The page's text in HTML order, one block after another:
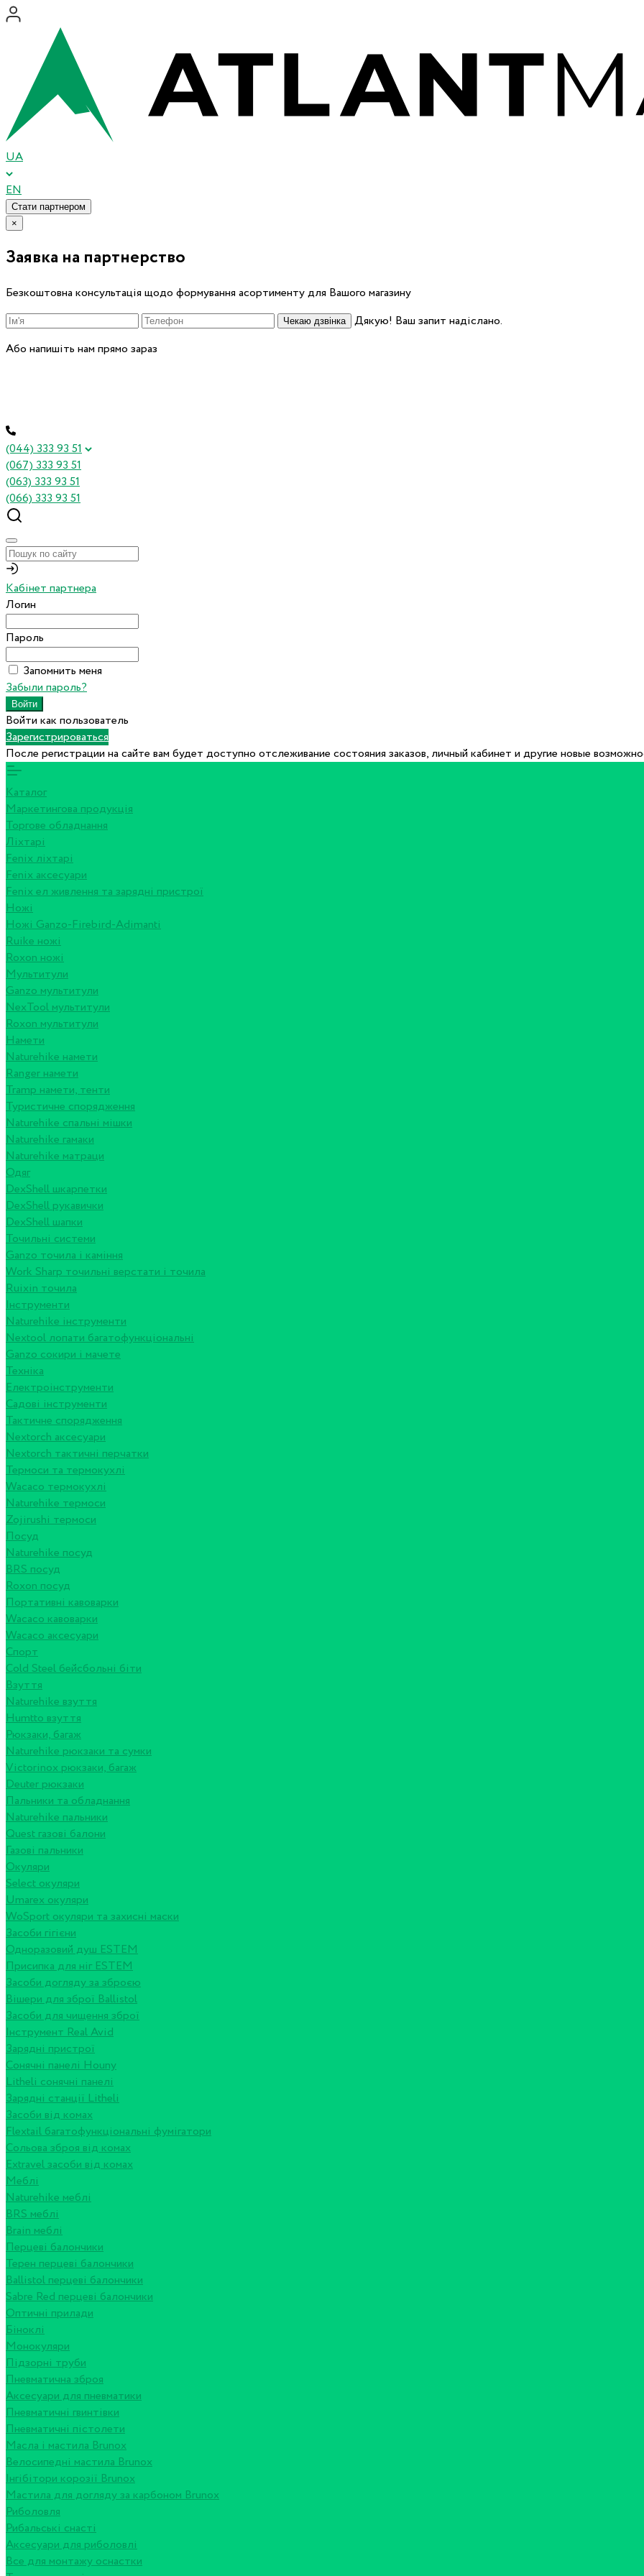
UA
EN
Стати партнером
×
Заявка на партнерство
Безкоштовна консультація щодо формування асортименту для Вашого магазину
Чекаю дзвінка
Дякую! Ваш запит надіслано.
Або напишіть нам прямо зараз
(044) 333 93 51
(067) 333 93 51
(063) 333 93 51
(066) 333 93 51
Кабінет партнера
Логин
Пароль
Запомнить меня
Забыли пароль?
Войти как пользователь
Зарегистрироваться
После регистрации на сайте вам будет доступно отслеживание состояния заказов, личный кабинет и другие новые
Каталог
Маркетингова продукція
Торгове обладнання
Ліхтарі
Fenix ліхтарі
Fenix аксесуари
Fenix ел живлення та зарядні пристрої
Ножі
Ножі Ganzo-Firebird-Adimanti
Ruike ножі
Roxon ножi
Мультитули
Ganzo мультитули
NexTool мультитули
Roxon мультитули
Намети
Naturehike намети
Ranger намети
Tramp намети, тенти
Туристичне спорядження
Naturehike спальні мішки
Naturehike гамаки
Naturehike матраци
Одяг
DexShell шкарпетки
DexShell рукавички
DexShell шапки
Точильні системи
Ganzo точила і каміння
Work Sharp точильні верстати і точила
Ruixin точила
Інструменти
Naturehike інструменти
Nextool лопати багатофункціональні
Ganzo сокири і мачете
Техніка
Електроінструменти
Садові інструменти
Тактичне спорядження
Nextorch аксесуари
Nextorch тактичні перчатки
Термоси та термокухлі
Wacaco термокухлі
Naturehike термоси
Zojirushi термоси
Посуд
Naturehike посуд
BRS посуд
Roxon посуд
Портативні кавоварки
Wacaco кавоварки
Wacaco аксесуари
Спорт
Cold Steel бейсбольні біти
Взуття
Naturehike взуття
Humtto взуття
Рюкзаки, багаж
Naturehike рюкзаки та сумки
Victorinox рюкзаки, багаж
Deuter рюкзаки
Пальники та обладнання
Naturehike пальники
Quest газові балони
Газові пальники
Окуляри
Select окуляри
Umarex окуляри
WoSport окуляри та захисні маски
Засоби гігієни
Одноразовий душ ESTEM
Присипка для ніг ESTEM
Засоби догляду за зброєю
Вішери для зброї Ballistol
Засоби для чищення зброї
Інструмент Real Avid
Зарядні пристрої
Сонячні панелі Houny
Litheli сонячні панелі
Зарядні станції Litheli
Засоби від комах
Flextail багатофункціональні фумігатори
Сольова зброя від комах
Extravel засоби від комах
Меблі
Naturehike меблі
BRS меблі
Brain меблі
Перцеві балончики
Терен перцеві балончики
Ballistol перцеві балончики
Sabre Red перцеві балончики
Оптичні прилади
Біноклі
Монокуляри
Підзорні труби
Пневматична зброя
Аксесуари для пневматики
Пневматичні гвинтівки
Пневматичні пістолети
Масла і мастила Brunox
Велосипедні мастила Brunox
Інгібітори корозії Brunox
Мастила для догляду за карбоном Brunox
Риболовля
Рибальські снасті
Аксесуари для риболовлі
Все для монтажу оснастки